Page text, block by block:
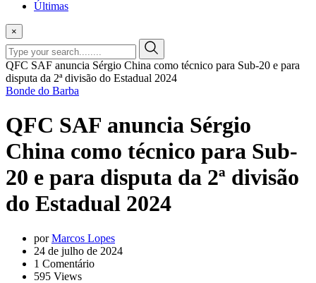
Últimas
×
QFC SAF anuncia Sérgio China como técnico para Sub-20 e para
disputa da 2ª divisão do Estadual 2024
Bonde do Barba
QFC SAF anuncia Sérgio
China como técnico para Sub-
20 e para disputa da 2ª divisão
do Estadual 2024
porMarcos Lopes
24 de julho de 2024
1 Comentário
595 Views